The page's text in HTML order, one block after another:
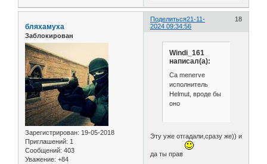
Поделиться 18
21-11-
2024 09:34:56
бляхамуха
Заблокирован
Зарегистрирован: 19-05-2018
Приглашений: 1
Сообщений: 403
Уважение: +84
Windi_161
написал(а):
Ca menerve
исполнитель
Helmut, вроде бы
оно
Эту уже отгадали,сразу же)) и
да ты прав